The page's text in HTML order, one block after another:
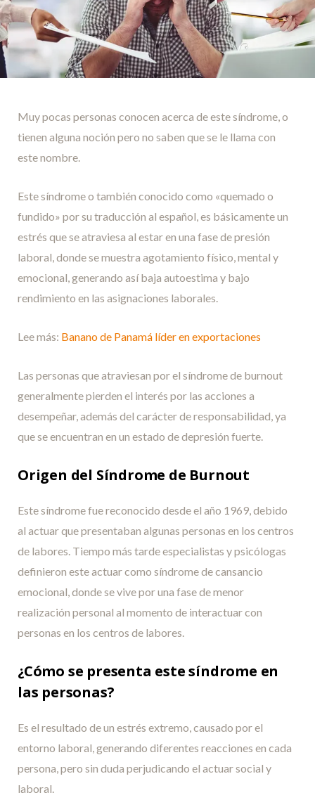
Muy pocas personas conocen acerca de este síndrome, o
tienen alguna noción pero no saben que se le llama con
este nombre.
Este síndrome o también conocido como «quemado o
fundido» por su traducción al español, es básicamente un
estrés que se atraviesa al estar en una fase de presión
laboral, donde se muestra agotamiento físico, mental y
emocional, generando así baja autoestima y bajo
rendimiento en las asignaciones laborales.
Lee más: Banano de Panamá líder en exportaciones
Las personas que atraviesan por el síndrome de burnout
generalmente pierden el interés por las acciones a
desempeñar, además del carácter de responsabilidad, ya
que se encuentran en un estado de depresión fuerte.
Origen del Síndrome de Burnout
Este síndrome fue reconocido desde el año 1969, debido
al actuar que presentaban algunas personas en los centros
de labores. Tiempo más tarde especialistas y psicólogas
definieron este actuar como síndrome de cansancio
emocional, donde se vive por una fase de menor
realización personal al momento de interactuar con
personas en los centros de labores.
¿Cómo se presenta este síndrome en
las personas?
Es el resultado de un estrés extremo, causado por el
entorno laboral, generando diferentes reacciones en cada
persona, pero sin duda perjudicando el actuar social y
laboral.